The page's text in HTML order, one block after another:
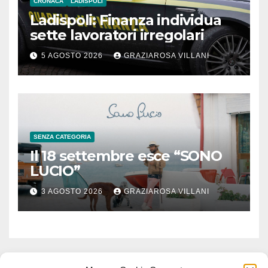
Ladispoli: Finanza individua
sette lavoratori irregolari
5 AGOSTO 2026 GRAZIAROSA VILLANI
SENZA CATEGORIA
Il 18 settembre esce “SONO
LUCIO”
3 AGOSTO 2026 GRAZIAROSA VILLANI